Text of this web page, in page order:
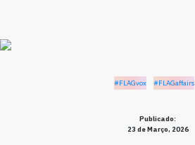
#FLAGvox #FLAGaffairs
Publicado:
23 de Março, 2026